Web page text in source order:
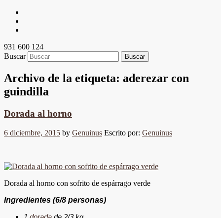
931 600 124
Buscar
Archivo de la etiqueta: aderezar con
guindilla
Dorada al horno
6 diciembre, 2015 by Genuinus Escrito por: Genuinus
Dorada al horno con sofrito de espárrago verde
Ingredientes (6/8 personas)